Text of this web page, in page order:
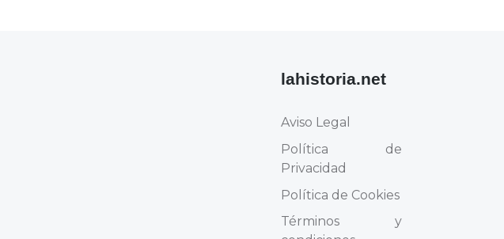
lahistoria.net
Aviso Legal
Política de
Privacidad
Política de Cookies
Términos y